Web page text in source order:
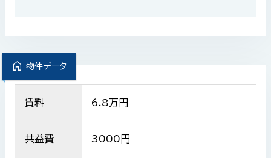
home 物件データ
賃料 6.8万円
共益費 3000 円